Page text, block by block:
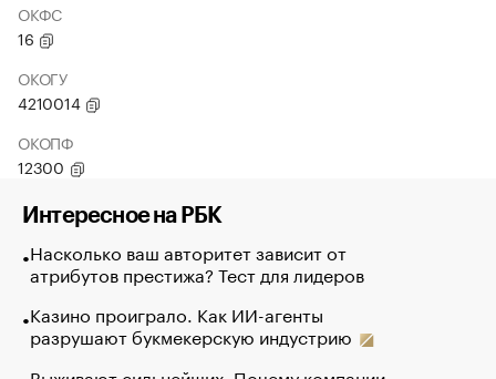
ОКФС
16
ОКОГУ
4210014
ОКОПФ
12300
Интересное на РБК
Насколько ваш авторитет зависит от
атрибутов престижа? Тест для лидеров
Казино проиграло. Как ИИ-агенты
разрушают букмекерскую индустрию